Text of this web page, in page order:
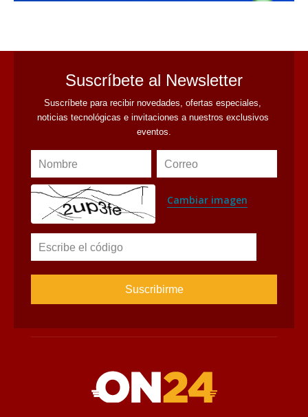
Suscríbete al Newsletter
Suscríbete para recibir novedades, ofertas especiales,
noticias tecnológicas e invitaciones a nuestros exclusivos
eventos.
Nombre Correo
Cambiar imagen
Escribe el código